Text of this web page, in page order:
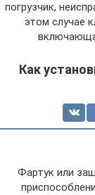
погрузчик,
этом случае
Как
Фартук или